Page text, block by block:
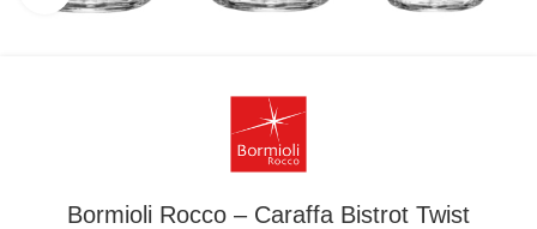
Bormioli Rocco – Caraffa Bistrot Twist